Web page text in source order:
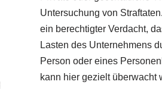
Untersuchung von
ein berechtigter Verdacht,
Lasten des Unternehmens
Person oder eines
kann hier gezielt überwacht